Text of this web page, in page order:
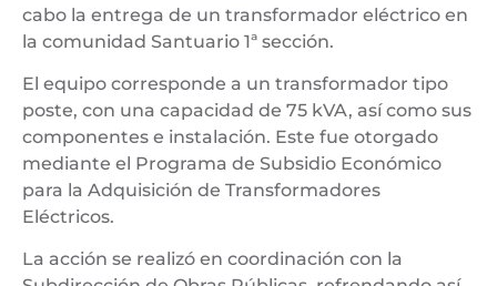
cabo la entrega de un transformador eléctrico en
la comunidad Santuario 1ª sección.
El equipo corresponde a un transformador tipo
poste, con una capacidad de 75 kVA, así como sus
componentes e instalación. Este fue otorgado
mediante el Programa de Subsidio Económico
para la Adquisición de Transformadores
Eléctricos.
La acción se realizó en coordinación con la